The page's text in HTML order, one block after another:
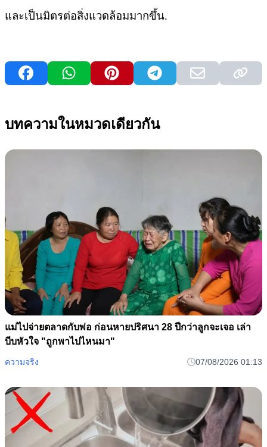
และเป็นมิตรต่อสิ่งแวดล้อมมากขึ้น.
บทความในหมวดเดียวกัน
แม่ไปจ่ายตลาดกับพ่อ ก่อนหายปริศนา 28 ปีกว่าลูกจะเจอ เล่า
บีบหัวใจ "ถูกพาไปไหนมา"
ความจริง 07/08/2026 01:13